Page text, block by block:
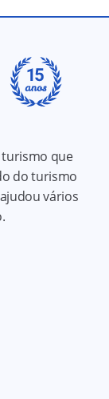
turismo que
do turismo
vários